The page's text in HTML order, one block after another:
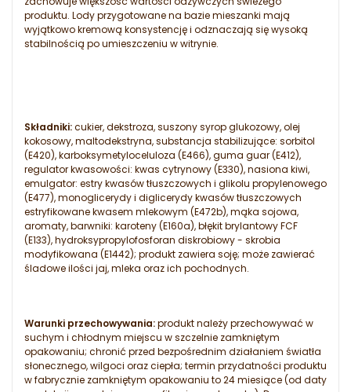
produktu. Lody przygotowane na bazie mieszanki mają
wyjątkowo kremową konsystencję i odznaczają się wysoką
stabilnością po umieszczeniu w witrynie.
Składniki:cukier, dekstroza, suszony syrop glukozowy, olej
kokosowy, maltodekstryna, substancja stabilizujące: sorbitol
(E420), karboksymetyloceluloza (E466), guma guar (E412),
regulator kwasowości: kwas cytrynowy (E330), nasiona kiwi,
emulgator: estry kwasów tłuszczowych i glikolu propylenowego
(E477), monoglicerydy i diglicerydy kwasów tłuszczowych
estryfikowane kwasem mlekowym (E472b), mąka sojowa,
aromaty, barwniki: karoteny (E160a), błękit brylantowy FCF
(E133), hydroksypropylofosforan diskrobiowy - skrobia
modyfikowana (E1442); produkt zawiera soję; może zawierać
śladowe ilości jaj, mleka oraz ich pochodnych.
Warunki przechowywania:produkt należy przechowywać w
suchym i chłodnym miejscu w szczelnie zamkniętym
opakowaniu; chronić przed bezpośrednim działaniem światła
słonecznego, wilgoci oraz ciepła; termin przydatności produktu
w fabrycznie zamkniętym opakowaniu to 24 miesiące (od daty